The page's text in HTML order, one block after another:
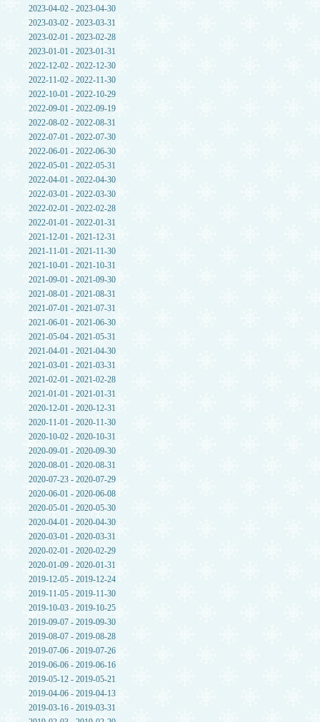
2023-04-02 - 2023-04-30
2023-03-02 - 2023-03-31
2023-02-01 - 2023-02-28
2023-01-01 - 2023-01-31
2022-12-02 - 2022-12-30
2022-11-02 - 2022-11-30
2022-10-01 - 2022-10-29
2022-09-01 - 2022-09-19
2022-08-02 - 2022-08-31
2022-07-01 - 2022-07-30
2022-06-01 - 2022-06-30
2022-05-01 - 2022-05-31
2022-04-01 - 2022-04-30
2022-03-01 - 2022-03-30
2022-02-01 - 2022-02-28
2022-01-01 - 2022-01-31
2021-12-01 - 2021-12-31
2021-11-01 - 2021-11-30
2021-10-01 - 2021-10-31
2021-09-01 - 2021-09-30
2021-08-01 - 2021-08-31
2021-07-01 - 2021-07-31
2021-06-01 - 2021-06-30
2021-05-04 - 2021-05-31
2021-04-01 - 2021-04-30
2021-03-01 - 2021-03-31
2021-02-01 - 2021-02-28
2021-01-01 - 2021-01-31
2020-12-01 - 2020-12-31
2020-11-01 - 2020-11-30
2020-10-02 - 2020-10-31
2020-09-01 - 2020-09-30
2020-08-01 - 2020-08-31
2020-07-23 - 2020-07-29
2020-06-01 - 2020-06-08
2020-05-01 - 2020-05-30
2020-04-01 - 2020-04-30
2020-03-01 - 2020-03-31
2020-02-01 - 2020-02-29
2020-01-09 - 2020-01-31
2019-12-05 - 2019-12-24
2019-11-05 - 2019-11-30
2019-10-03 - 2019-10-25
2019-09-07 - 2019-09-30
2019-08-07 - 2019-08-28
2019-07-06 - 2019-07-26
2019-06-06 - 2019-06-16
2019-05-12 - 2019-05-21
2019-04-06 - 2019-04-13
2019-03-16 - 2019-03-31